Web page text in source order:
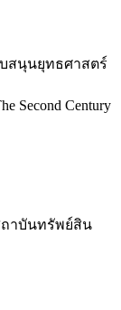
สนุนยุทธศาสตร์
Second Century
าบันทรัพย์สิน